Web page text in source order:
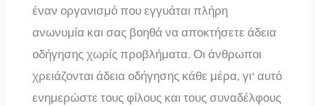
έναν οργανισμό που εγγυάται πλήρη
ανωνυμία και σας βοηθά να αποκτήσετε άδεια
οδήγησης χωρίς προβλήματα. Οι άνθρωποι
χρειάζονται άδεια οδήγησης κάθε μέρα, γι’ αυτό
ενημερώστε τους φίλους και τους συναδέλφους